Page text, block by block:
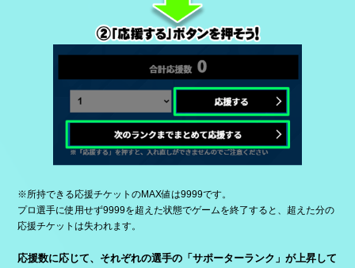
※所持できる応援チケットのMAX値は9999です。
プロ選手に使用せず9999を超えた状態でゲームを終了すると、超えた分の
応援チケットは失われます。
応援数に応じて、それぞれの選手の「サポーターランク」が上昇して